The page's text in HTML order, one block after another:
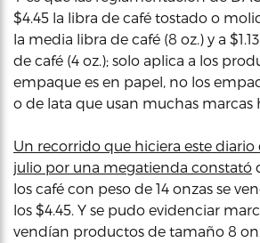
$4.45 la libra de café tostado o
la media libra de café (8 oz.) y a
de café (4 oz.); solo aplica a los
empaque es en papel, no los
o de lata que usan muchas marcas
Un recorrido que hiciera este diario
julio por una megatienda constató
los café con peso de 14 onzas se
los $4.45. Y se pudo evidenciar
vendían productos de tamaño 8